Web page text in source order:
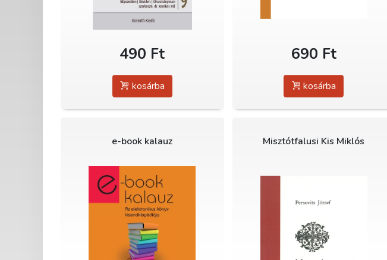
490 Ft
kosárba
690 Ft
kosárba
e-book kalauz Misztótfalusi Kis Miklós